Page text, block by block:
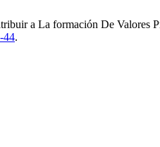
a La formación De Valores
44.